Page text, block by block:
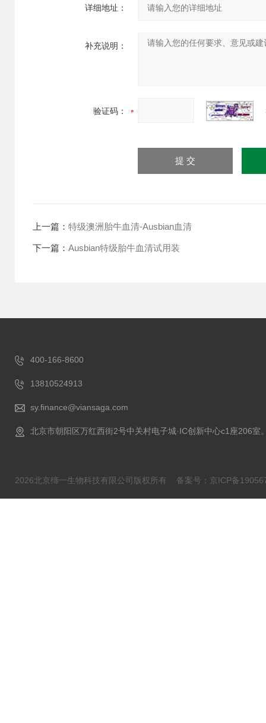
详细地址：
补充说明：
验证码：
上一篇： 特级澳洲胎牛血清-Ausbian血清
下一篇： Ausbian特级胎牛血清试用装
400-166-8600
13810524913
sy.finance@viansaga.com
北京市朝阳区万红西街2号中关村电子城·IC创新中心c1座206室
2026北京缔一生物科技有限公司版权所有 备案号：京ICP备